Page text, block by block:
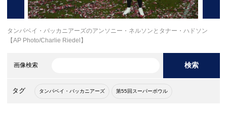
タンパベイ・バッカニアーズのアンソニー・ネルソンとタナー・ハドソン
【AP Photo/Charlie Riedel】
画像検索 検索
タグ タンパベイ・バッカニアーズ 第55回スーパーボウル